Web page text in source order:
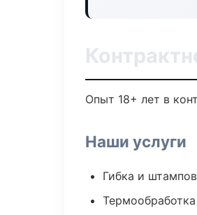
Опыт 18+ лет в
Наши услуги
Гибка и